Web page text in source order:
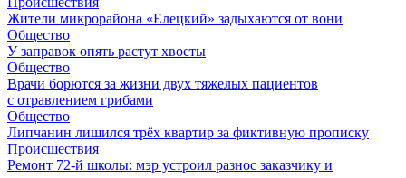
Жители микрорайона «Елецкий» задыхаются от вони
Общество
У заправок опять растут хвосты
Общество
Врачи борются за жизни двух тяжелых пациентов
с отравлением грибами
Общество
Липчанин лишился трёх квартир за фиктивную прописку
Происшествия
Ремонт 72‑й школы: мэр устроил разнос заказчику и